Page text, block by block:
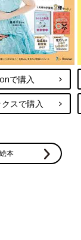
で購入
スで購入
本